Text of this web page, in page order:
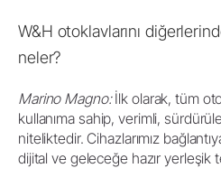
W&H otoklavlarını
neler?
Marino Magno:İlk olarak, tüm
kullanıma sahip, verimli,
niteliktedir. Cihazlarımız
dijital ve geleceğe hazır yerleşik